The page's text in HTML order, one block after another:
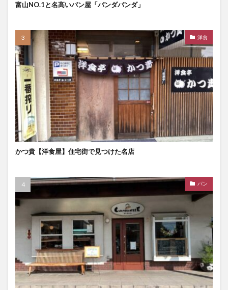
富山NO.1と名高いパン屋「パンダパンダ」
洋食
かつ貴【洋食屋】住宅街で見つけた名店
パン